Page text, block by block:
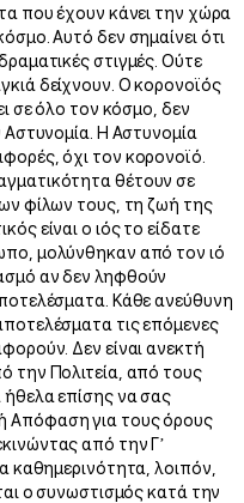
που έχουν κάνει την χώρα
Αυτό δεν σημαίνει ότι
στιγμές. Ούτε
δείχνουν. Ο κορονοϊός
σε όλο τον κόσμο, δεν
Αστυνομία. Η Αστυνομία
όχι τον κορονοϊό.
θέτουν σε
φίλων τους, τη ζωή της
είναι ο ιός το είδατε
μολύνθηκαν από τον ιό
αν δεν ληφθούν
Κάθε ανεύθυνη
τις επόμενες
Δεν είναι ανεκτή
την Πολιτεία, από τους
ήθελα επίσης να σας
Απόφαση για τους όρους
από την Γ’
καθημερινότητα, λοιπόν,
ο συνωστισμός κατά την